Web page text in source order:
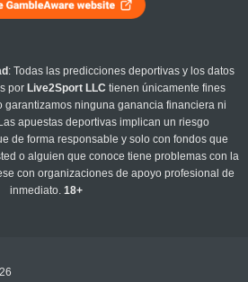
: Todas las predicciones deportivas y los datos
por Live2Sport LLC tienen únicamente fines
garantizamos ninguna ganancia financiera ni
apuestas deportivas implican un riesgo
de forma responsable y solo con fondos que
o alguien que conoce tiene problemas con la
con organizaciones de apoyo profesional de
inmediato.18+